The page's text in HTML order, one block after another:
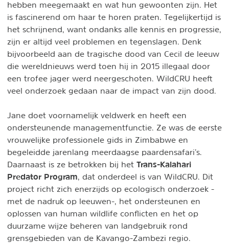
hebben meegemaakt en wat hun gewoonten zijn. Het
is fascinerend om haar te horen praten. Tegelijkertijd is
het schrijnend, want ondanks alle kennis en progressie,
zijn er altijd veel problemen en tegenslagen. Denk
bijvoorbeeld aan de tragische dood van Cecil de leeuw
die wereldnieuws werd toen hij in 2015 illegaal door
een trofee jager werd neergeschoten. WildCRU heeft
veel onderzoek gedaan naar de impact van zijn dood.
Jane doet voornamelijk veldwerk en heeft een
ondersteunende managementfunctie. Ze was de eerste
vrouwelijke professionele gids in Zimbabwe en
begeleidde jarenlang meerdaagse paardensafari’s.
Daarnaast is ze betrokken bij het Trans-Kalahari
Predator Program, dat onderdeel is van WildCRU. Dit
project richt zich enerzijds op ecologisch onderzoek -
met de nadruk op leeuwen-, het ondersteunen en
oplossen van human wildlife conflicten en het op
duurzame wijze beheren van landgebruik rond
grensgebieden van de Kavango-Zambezi regio.